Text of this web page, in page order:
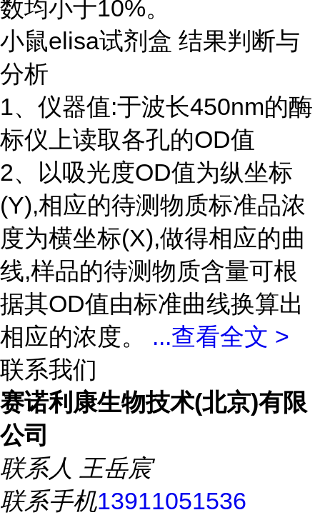
数均小于10%。
小鼠elisa试剂盒 结果判断与
分析
1、仪器值:于波长450nm的酶
标仪上读取各孔的OD值
2、以吸光度OD值为纵坐标
(Y),相应的待测物质标准品浓
度为横坐标(X),做得相应的曲
线,样品的待测物质含量可根
据其OD值由标准曲线换算出
相应的浓度。 ...查看全文 >
联系我们
赛诺利康生物技术(北京)有限
公司
联系人 王岳宸
联系手机13911051536